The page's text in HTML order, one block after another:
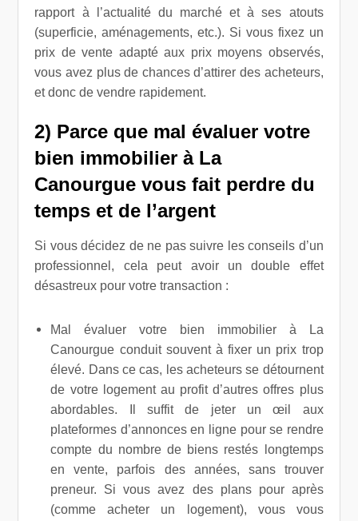
rapport à l’actualité du marché et à ses atouts
(superficie, aménagements, etc.). Si vous fixez un
prix de vente adapté aux prix moyens observés,
vous avez plus de chances d’attirer des acheteurs,
et donc de vendre rapidement.
2) Parce que mal évaluer votre
bien immobilier à La
Canourgue vous fait perdre du
temps et de l’argent
Si vous décidez de ne pas suivre les conseils d’un
professionnel, cela peut avoir un double effet
désastreux pour votre transaction :
Mal évaluer votre bien immobilier à La
Canourgue conduit souvent à fixer un prix trop
élevé. Dans ce cas, les acheteurs se détournent
de votre logement au profit d’autres offres plus
abordables. Il suffit de jeter un œil aux
plateformes d’annonces en ligne pour se rendre
compte du nombre de biens restés longtemps
en vente, parfois des années, sans trouver
preneur. Si vous avez des plans pour après
(comme acheter un logement), vous vous